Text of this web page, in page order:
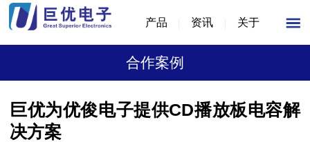
产品 资讯 关于
合作案例
巨优为优俊电子提供CD播放板电容解
决方案